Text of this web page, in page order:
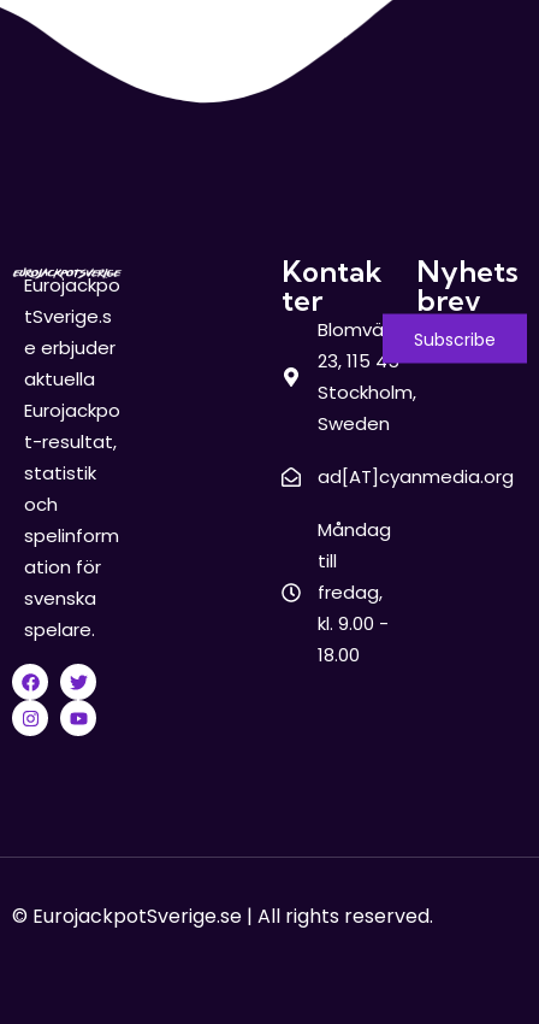
Eurojackpo
tSverige.s
e erbjuder
aktuella
Eurojackpo
t-resultat,
statistik
och
spelinform
ation för
svenska
spelare.
Kontak
ter
Blomvägen
23, 115 45
Stockholm,
Sweden
ad[AT]cyanmedia.org
Måndag
till
fredag,
kl. 9.00 -
18.00
Nyhets
brev
© EurojackpotSverige.se | All rights reserved.